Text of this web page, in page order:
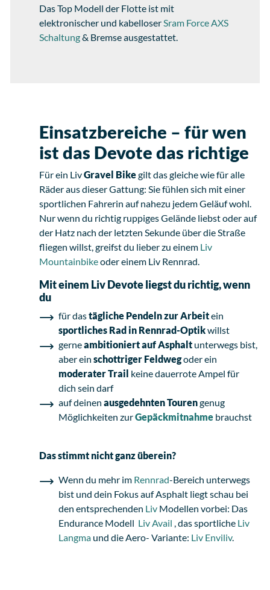
Das Top Modell der Flotte ist mit
elektronischer und kabelloserSram Force AXS
Schaltung& Bremse ausgestattet.
Einsatzbereiche – für wen
ist das Devote das richtige
Für ein LivGravel Bikegilt das gleiche wie für alle
Räder aus dieser Gattung: Sie fühlen sich mit einer
sportlichen Fahrerin auf nahezu jedem Geläuf wohl.
Nur wenn du richtig ruppiges Gelände liebst oder auf
der Hatz nach der letzten Sekunde über die Straße
fliegen willst, greifst du lieber zu einem Liv
Mountainbikeoder einem Liv Rennrad.
Mit einem Liv Devote liegst du richtig, wenn
du
für dastägliche Pendeln zur Arbeitein
sportliches Rad in Rennrad-Optikwillst
gerneambitioniert auf Asphalt unterwegs bist,
aber ein schottriger Feldwegoder ein
moderater Trail keine dauerrote Ampel für
dich sein darf
auf deinen ausgedehnten Tourengenug
Möglichkeiten zurGepäckmitnahme brauchst
Das stimmt nicht ganz überein?
Wenn du mehr im Rennrad-Bereich unterwegs
bist und dein Fokus auf Asphalt liegt schau bei
den entsprechenden Liv Modellen vorbei: Das
Endurance Modell Liv Avail , das sportliche Liv
Langma und die Aero- Variante: Liv Enviliv.